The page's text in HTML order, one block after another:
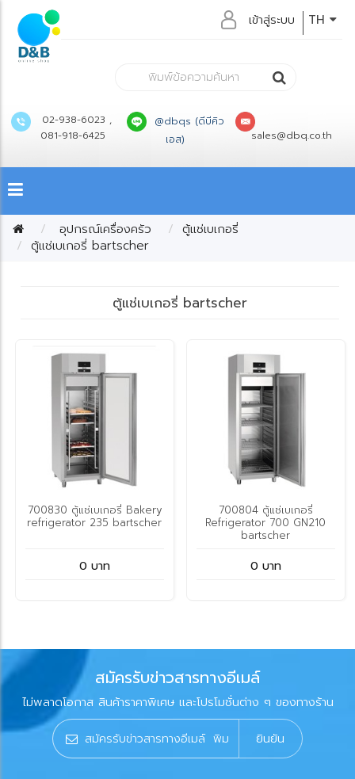
TH
เข้าสู่ระบบ
02-938-6023 ,
081-918-6425
@dbqs (ดีบีคิว
เอส)
sales@dbq.co.th
อุปกรณ์เครื่องครัว
ตู้แช่เบเกอรี่
ตู้แช่เบเกอรี่ bartscher
ตู้แช่เบเกอรี่ bartscher
700830 ตู้แช่เบเกอรี่ Bakery
refrigerator 235 bartscher
0 บาท
700804 ตู้แช่เบเกอรี่
Refrigerator 700 GN210
bartscher
0 บาท
สมัครรับข่าวสารทางอีเมล์
ไม่พลาดโอกาส สินค้าราคาพิเศษ และโปรโมชั่นต่าง ๆ ของทางร้าน
ยินยัน